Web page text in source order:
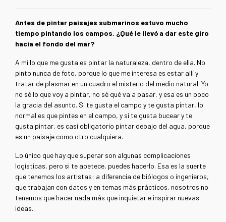
Antes de pintar paisajes submarinos estuvo mucho
tiempo pintando los campos. ¿Qué le llevó a dar este giro
hacia el fondo del mar?
A mí lo que me gusta es pintar la naturaleza, dentro de ella. No
pinto nunca de foto, porque lo que me interesa es estar allí y
tratar de plasmar en un cuadro el misterio del medio natural. Yo
no sé lo que voy a pintar, no sé qué va a pasar, y esa es un poco
la gracia del asunto. Si te gusta el campo y te gusta pintar, lo
normal es que pintes en el campo, y si te gusta bucear y te
gusta pintar, es casi obligatorio pintar debajo del agua, porque
es un paisaje como otro cualquiera.
Lo único que hay que superar son algunas complicaciones
logísticas, pero si te apetece, puedes hacerlo. Esa es la suerte
que tenemos los artistas: a diferencia de biólogos o ingenieros,
que trabajan con datos y en temas más prácticos, nosotros no
tenemos que hacer nada más que inquietar e inspirar nuevas
ideas.